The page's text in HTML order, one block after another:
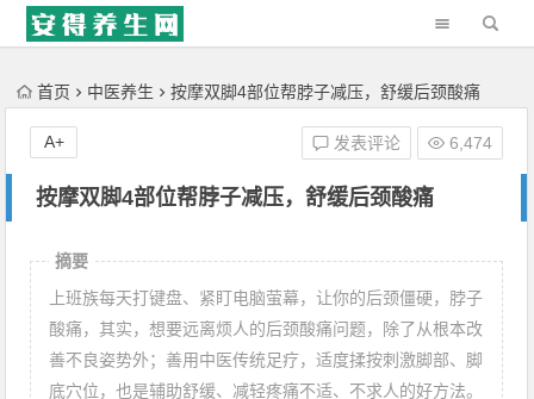
'); })();
首页 中医养生 按摩双脚4部位帮脖子减压，舒缓后颈酸痛
按摩双脚4部位帮脖子减压，舒缓后颈酸痛
发表评论 6,474
A+
摘要
上班族每天打键盘、紧盯电脑萤幕，让你的后颈僵硬，脖子
酸痛，其实，想要远离烦人的后颈酸痛问题，除了从根本改
善不良姿势外；善用中医传统足疗，适度揉按刺激脚部、脚
底穴位，也是辅助舒缓、减轻疼痛不适、不求人的好方法。